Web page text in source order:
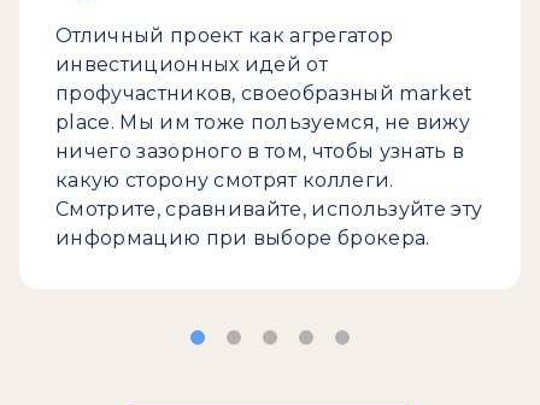
Отличный проект как агрегатор
инвестиционных идей от
профучастников, своеобразный market
place. Мы им тоже пользуемся, не вижу
ничего зазорного в том, чтобы узнать в
какую сторону смотрят коллеги.
Смотрите, сравнивайте, используйте эту
информацию при выборе брокера.